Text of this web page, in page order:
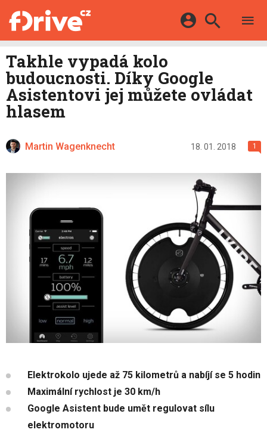
KATALOG
MAPA STANIC
VIDEA
HYBRIDY
E-MOTORSPORT
OSTATNÍ
SERIÁLY
Facebook Google
Twitter
Takhle vypadá kolo
budoucnosti. Díky Google
Asistentovi jej můžete ovládat
hlasem
Martin Wagenknecht 18. 01. 2018 1
Elektrokolo ujede až 75 kilometrů a nabíjí se 5 hodin
Maximální rychlost je 30 km/h
Google Asistent bude umět regulovat sílu
elektromotoru